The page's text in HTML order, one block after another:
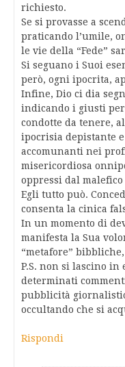
richiesto.
Se si provasse a
praticando l’umile,
le vie della “Fede”
Si seguano i Suoi
però, ogni ipocrita,
Infine, Dio ci dia
indicando i giusti
condotte da tenere,
ipocrisia depistante
accomunanti nei
misericordiosa
oppressi dal
Egli tutto può.
consenta la cinica
In un momento di
manifesta la Sua
“metafore”
P.S. non si lascino in
determinati
pubblicità
occultando che si
Rispondi